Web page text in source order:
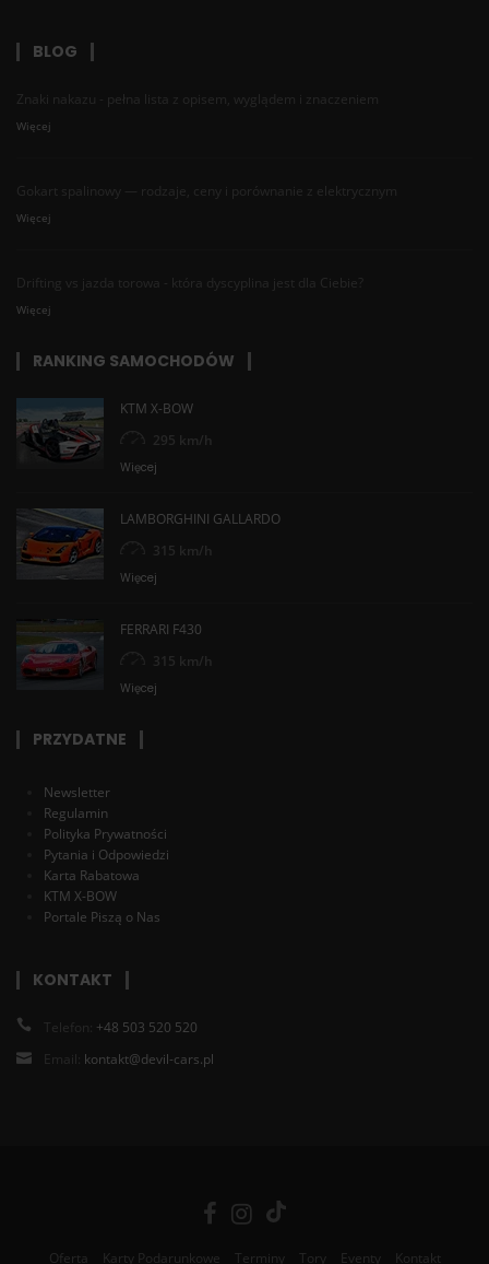
BLOG
Znaki nakazu - pełna lista z opisem, wyglądem i znaczeniem
Więcej
Gokart spalinowy — rodzaje, ceny i porównanie z elektrycznym
Więcej
Drifting vs jazda torowa - która dyscyplina jest dla Ciebie?
Więcej
RANKING SAMOCHODÓW
KTM X-BOW
295 km/h
Więcej
LAMBORGHINI GALLARDO
315 km/h
Więcej
FERRARI F430
315 km/h
Więcej
PRZYDATNE
Newsletter
Regulamin
Polityka Prywatności
Pytania i Odpowiedzi
Karta Rabatowa
KTM X-BOW
Portale Piszą o Nas
KONTAKT
Telefon: +48 503 520 520
Email: kontakt@devil-cars.pl
Oferta Karty Podarunkowe Terminy Tory Eventy Kontakt